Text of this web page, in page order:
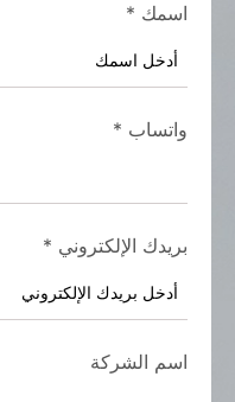
اسمك *
واتساب *
بريدك الإلكتروني *
اسم الشركة